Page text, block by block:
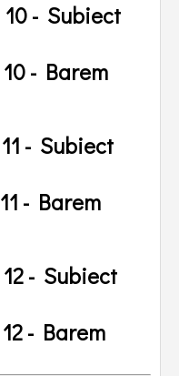
10 - Subiect
10 - Barem
11 - Subiect
11 - Barem
12 - Subiect
12 - Barem